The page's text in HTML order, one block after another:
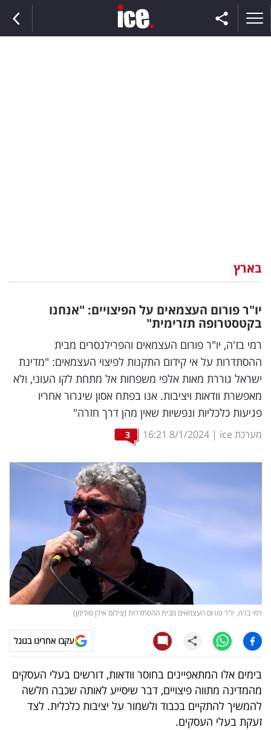
וצרכנות
דיגיטל
וטק
שיווק
ופרסום
משפט
ומחקרים
דעות
רכילות
קריפטו
עסקי
ספורט
קריירה
ולימודים
בארץ
יו"ר פורום העצמאים על הפיצויים: "אנחנו
בקטסטרופה תזרימית"
רמי בז'ה, יו"ר פורום העצמאים והפרילנסרים מבית
ההסתדרות על אי קידום התקנות לפיצוי העצמאים: "מדינת
ישראל גוררת מאות אלפי משפחות אל מתחת לקו העוני, ולא
מאפשרת וודאות ויציבות. אנו בפתח אסון שיגרור אחריו
פגיעות כלכליות ונפשיות שאין מהן דרך חזרה"
מערכת ice |
8/1/2024
16:21
3
רמי בז'ה, יו"ר פורום העצמאים מבית ההסתדרות (צילום אילן סולימן)
עקבו אחרינו בגוגל
בימים אלו המתאפיינים בחוסר וודאות, דורשים בעלי העסקים
מהמדינה מתווה פיצויים, דבר שיסייע לאותה שכבה חלשה
להמשיך להתקיים בכבוד ולשמור על יציבות כלכלית. לצד
זעקת בעלי העסקים.